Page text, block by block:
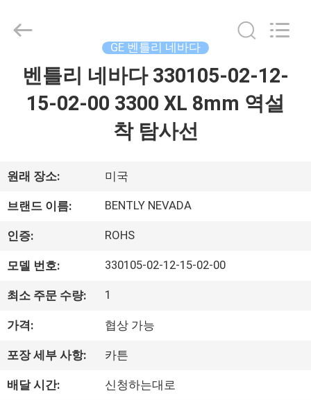
우
리
에
것
공
2026
GREAT
Reserved.
GE 벤틀리 네바다
벤틀리 네바다 330105-02-12-
15-02-00 3300 XL 8mm 역설
착 탐사선
원래 장소: 미국
브랜드 이름: BENTLY NEVADA
인증: ROHS
모델 번호: 330105-02-12-15-02-00
최소 주문 수량: 1
가격: 협상 가능
포장 세부 사항: 카튼
배달 시간: 신청하는대로